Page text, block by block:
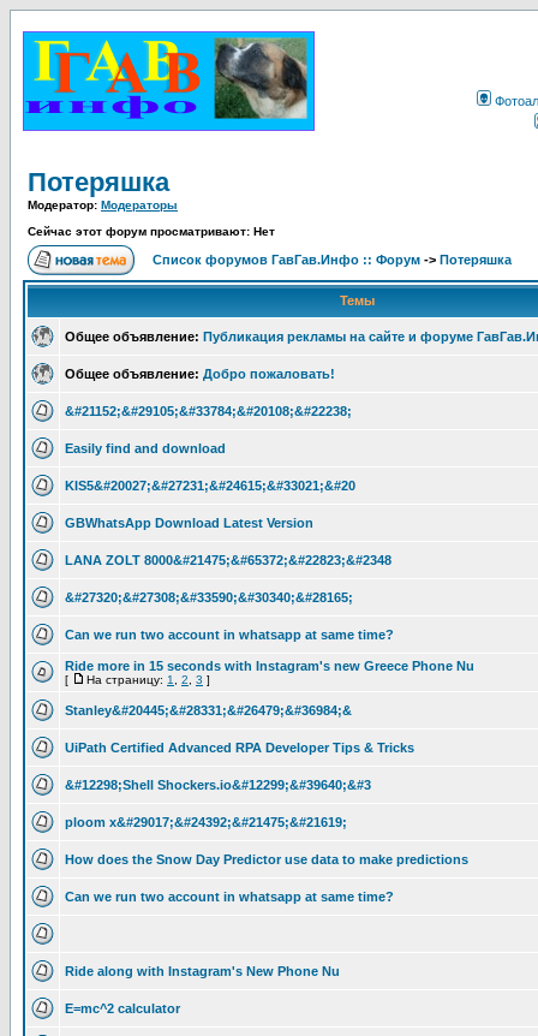
Потеряшка
Модератор: Модераторы
Сейчас этот форум просматривают: Нет
Список форумов ГавГав.Инфо :: Форум -> Потеряшка
Темы
Общее объявление: Публикация рекламы на сайте и форуме
Общее объявление: Добро пожаловать!
&#21152;&#29105;&#33784;&#20108;&#22238;
Easily find and download
KIS5&#20027;&#27231;&#24615;&#33021;&#20
GBWhatsApp Download Latest Version
LANA ZOLT 8000&#21475;&#65372;&#22823;&#2348
&#27320;&#27308;&#33590;&#30340;&#28165;
Can we run two account in whatsapp at same time?
Ride more in 15 seconds with Instagram's new Greece Phone Nu
[ На страницу: 1 2 3 ]
Stanley&#20445;&#28331;&#26479;&#36984;&
UiPath Certified Advanced RPA Developer Tips & Tricks
&#12298;Shell Shockers.io&#12299;&#39640;&#3
ploom x&#29017;&#24392;&#21475;&#21619;
How does the Snow Day Predictor use data to make predictions
Can we run two account in whatsapp at same time?
Ride along with Instagram's New Phone Nu
E=mc^2 calculator